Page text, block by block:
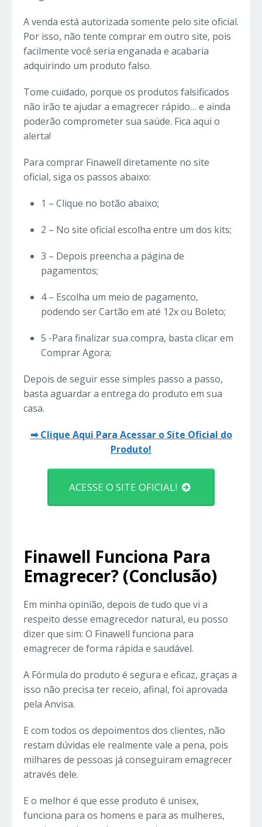
A venda está autorizada somente pelo site oficial.
Por isso, não tente comprar em outro site, pois
facilmente você seria enganada e acabaria
adquirindo um produto falso.
Tome cuidado, porque os produtos falsificados
não irão te ajudar a emagrecer rápido… e ainda
poderão comprometer sua saúde. Fica aqui o
alerta!
Para comprar Finawell diretamente no site
oficial, siga os passos abaixo:
1 – Clique no botão abaixo;
2 – No site oficial escolha entre um dos kits;
3 – Depois preencha a página de
pagamentos;
4 – Escolha um meio de pagamento,
podendo ser Cartão em até 12x ou Boleto;
5 -Para finalizar sua compra, basta clicar em
Comprar Agora;
Depois de seguir esse simples passo a passo,
basta aguardar a entrega do produto em sua
casa.
➡ Clique Aqui Para Acessar o Site Oficial do
Produto!
ACESSE O SITE OFICIAL!
Finawell Funciona Para
Emagrecer? (Conclusão)
Em minha opinião, depois de tudo que vi a
respeito desse emagrecedor natural, eu posso
dizer que sim: O Finawell funciona para
emagrecer de forma rápida e saudável.
A Fórmula do produto é segura e eficaz, graças a
isso não precisa ter receio, afinal, foi aprovada
pela Anvisa.
E com todos os depoimentos dos clientes, não
restam dúvidas ele realmente vale a pena, pois
milhares de pessoas já conseguiram emagrecer
através dele.
E o melhor é que esse produto é unisex,
funciona para os homens e para as mulheres,